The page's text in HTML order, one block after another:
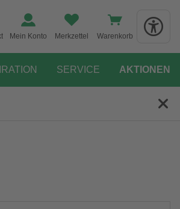
Mein Konto Merkzettel Warenkorb
SERVICE AKTIONEN